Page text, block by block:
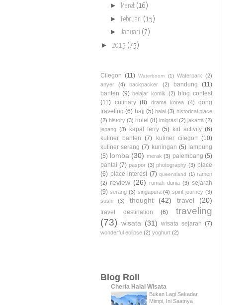
► Maret (16)
► Februari (15)
► Januari (7)
► 2015 (75)
Cilegon (11) Waterboom (1) Waterpark (2)
anyer
(4) backpacker (2) bandung
(11)
banten (9) belajar komik (2)
blog contest
(11) culinary (8) drama korea (4)
gong
traveling (6) hajj (5) halal (3) historical place
(2) history (3) hotel (8) imigrasi (2) jakarta (2)
jepang (3) kapal ferry (5) kid activity (6)
kuliner banten
(7) kuliner cilegon (10)
kuliner serang (7) kuningan (5) lampung
(5) lomba (30) merak (3) palembang (5)
pantai (7) paspor (3) photography (3) place
(6) place interest (7) queensland (1) ramen
(2) review (26) rumah dunia (3) sejarah
(9) serang (3) singapura (4) spirit journey (3)
sushi
(3) thought (42) travel (20)
travel destination (6)
traveling
(73) wisata (31) wisata sejarah (7)
wonderful eclipse (2) yoghurt (2)
Blog Roll
Cheria Halal Wisata
Bukan Lagi Sekadar
Mimpi, Ini Saatnya